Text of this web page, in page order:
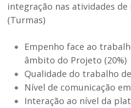
integração nas atividades
(Turmas)
Empenho face ao
âmbito do Projeto (20%)
Qualidade do trabalho
Nível de comunicação
Interação ao nível da